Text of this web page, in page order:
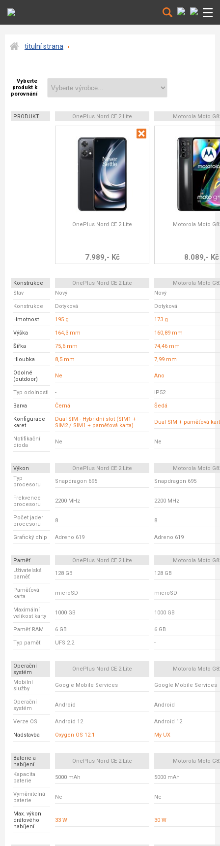
titulní strana
Vyberte
produkt k
porovnání
PRODUKT OnePlus Nord CE 2 Lite Motorola Moto
OnePlus Nord CE 2 Lite
7.989,- Kč
Motorola Moto
8.089,- Kč
Konstrukce OnePlus Nord CE 2 Lite
Motorola Moto
Stav
Nový Nový
Konstrukce Dotyková Dotyková
Hmotnost 195 g 173 g
Výška 164,3 mm 160,89 mm
Šířka 75,6 mm 74,46 mm
Hloubka 8,5 mm 7,99 mm
Odolné
(outdoor)
Ne Ano
Typ odolnosti - IP52
Barva Černá Šedá
Konfigurace
karet
Dual SIM - Hybridní slot (SIM1 +
SIM2 / SIM1 + paměťová karta)
Dual SIM + paměťová
Notifikační
dioda
Ne Ne
Výkon OnePlus Nord CE 2 Lite
Motorola Moto
Typ
procesoru
Snapdragon 695 Snapdragon 695
Frekvence
procesoru
2200 MHz 2200 MHz
Počet jader
procesoru
8 8
Grafický chip Adreno 619 Adreno 619
Paměť OnePlus Nord CE 2 Lite
Motorola Moto
Uživatelská
paměť
128 GB 128 GB
Paměťová
karta
microSD microSD
Maximální
velikost karty
1000 GB 1000 GB
Paměť RAM 6 GB 6 GB
Typ paměti UFS 2.2 -
Operační
systém
OnePlus Nord CE 2 Lite Motorola Moto
Mobilní
služby
Google Mobile Services Google Mobile Services
Operační
systém
Android Android
Verze OS Android 12 Android 12
Nadstavba Oxygen OS 12.1 My UX
Baterie a
nabíjení
OnePlus Nord CE 2 Lite Motorola Moto
Kapacita
baterie
5000 mAh 5000 mAh
Vyměnitelná
baterie
Ne Ne
Max. výkon
drátového
nabíjení
33 W 30 W